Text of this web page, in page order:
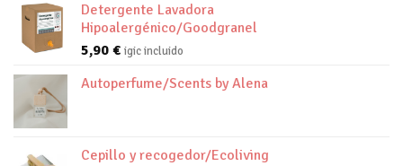
Detergente Lavadora
Hipoalergénico/Goodgranel
5,90 € igic incluido
Autoperfume/Scents by Alena
Cepillo y recogedor/Ecoliving